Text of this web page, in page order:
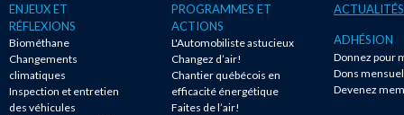
ENJEUX ET
RÉFLEXIONS
Biométhane
Changements
climatiques
Inspection et entretien
des véhicules
PROGRAMMES ET
ACTIONS
L'Automobiliste astucieux
Changez d’air!
Chantier québécois en
efficacité énergétique
Faites de l’air!
ACTUALITÉS
ADHÉSION
Donnez pour
Dons
Devenez